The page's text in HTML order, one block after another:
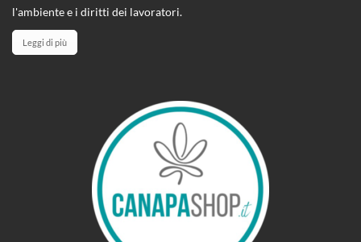
l'ambiente e i diritti dei lavoratori.
Leggi di più